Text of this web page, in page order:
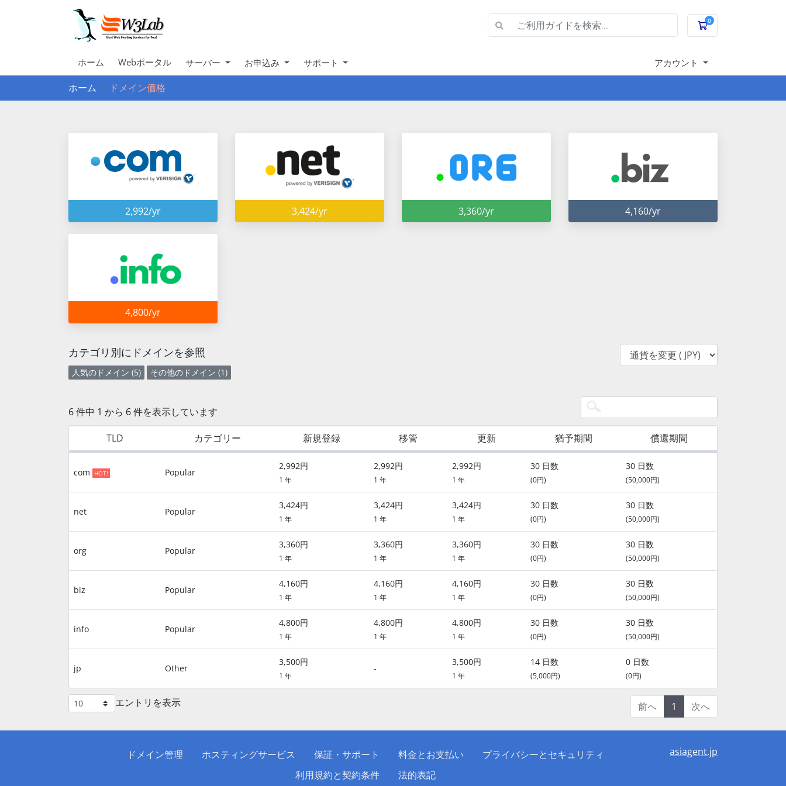
0
ショッピングカート
ホーム Webポータル サーバー お申込み サポート アカウント
ホーム ドメイン価格
2,992/yr 3,424/yr 3,360/yr 4,160/yr
4,800/yr
カテゴリ別にドメインを参照
人気のドメイン (5) その他のドメイン (1)
6 件中 1 から 6 件を表示しています
TLD カテゴリー 新規登録 移管 更新 猶予期間 償還期間
com HOT! Popular
2,992円
1 年
2,992円
1 年
2,992円
1 年
30 日数
(0円)
30 日数
(50,000円)
net Popular
3,424円
1 年
3,424円
1 年
3,424円
1 年
30 日数
(0円)
30 日数
(50,000円)
org Popular
3,360円
1 年
3,360円
1 年
3,360円
1 年
30 日数
(0円)
30 日数
(50,000円)
biz Popular
4,160円
1 年
4,160円
1 年
4,160円
1 年
30 日数
(0円)
30 日数
(50,000円)
info Popular
4,800円
1 年
4,800円
1 年
4,800円
1 年
30 日数
(0円)
30 日数
(50,000円)
jp Other
3,500円
1 年
-
3,500円
1 年
14 日数
(5,000円)
0 日数
(0円)
前へ 1 次へ
エントリを表示
asiagent.jp
ドメイン管理 ホスティングサービス 保証・サポート 料金とお支払い
プライバシーとセキュリティ
利用規約と契約条件
法的表記